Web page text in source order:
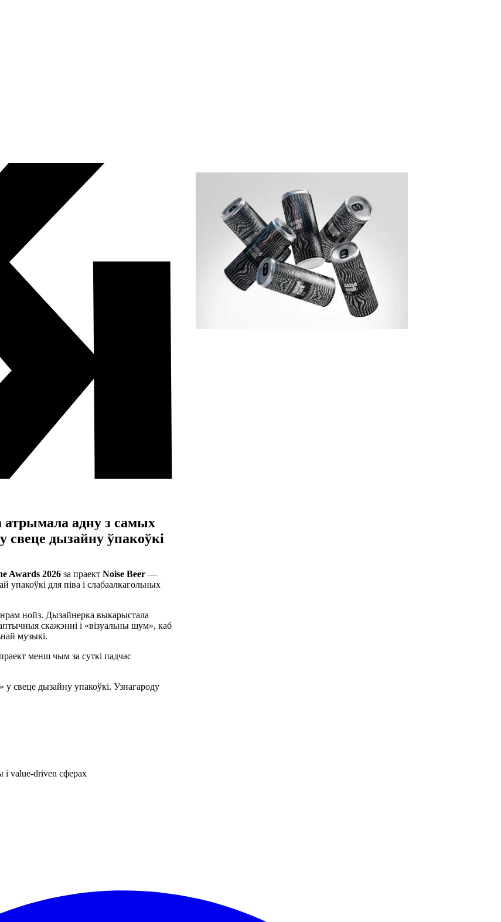
атрымала адну з самых
свеце дызайну ўпакоўкі
Awards 2026 за праектNoise Beer —
упакоўкі для піва і слабаалкагольных
нойз. Дызайнерка выкарыстала
скажэнні і «візуальны шум», каб
музыкі.
менш чым за суткі падчас
» у свеце дызайну упакоўкі. Узнагароду
і value-driven сферах